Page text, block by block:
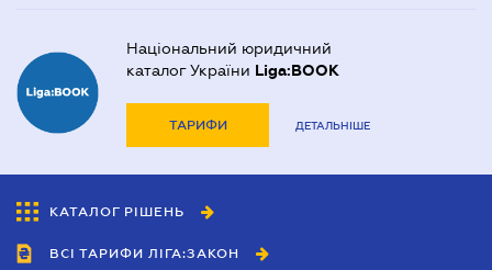
Національний юридичний
каталог України Liga:BOOK
ТАРИФИ ДЕТАЛЬНІШЕ
КАТАЛОГ РІШЕНЬ
ВСІ ТАРИФИ ЛІГА:ЗАКОН